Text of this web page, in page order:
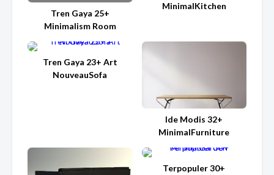
Tren Gaya 25+
Minimalism Room
MinimalKitchen
Tren Gaya 23+ Art
NouveauSofa
Ide Modis 32+
MinimalFurniture
Terpopuler 30+